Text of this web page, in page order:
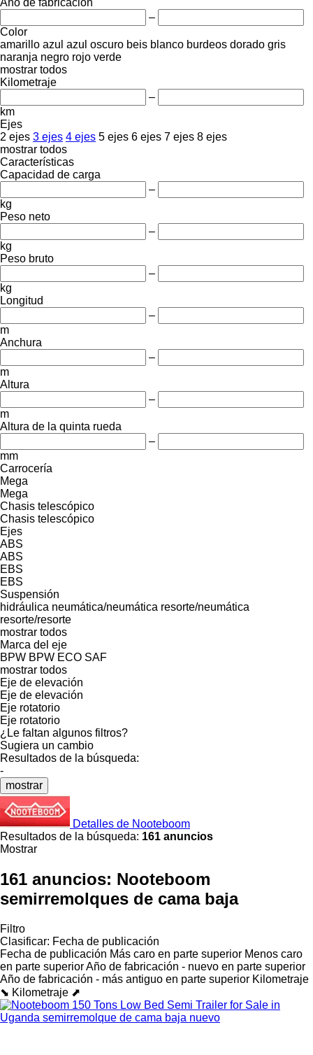
–
Color
amarillo azul azul oscuro beis blanco burdeos dorado gris
naranja negro rojo verde
mostrar todos
Kilometraje
–
km
Ejes
2 ejes 3 ejes 4 ejes 5 ejes 6 ejes 7 ejes 8 ejes
mostrar todos
Características
Capacidad de carga
–
kg
Peso neto
–
kg
Peso bruto
–
kg
Longitud
–
m
Anchura
–
m
Altura
–
m
Altura de la quinta rueda
–
mm
Carrocería
Mega
Mega
Chasis telescópico
Chasis telescópico
Ejes
ABS
ABS
EBS
EBS
Suspensión
hidráulica neumática/neumática resorte/neumática
resorte/resorte
mostrar todos
Marca del eje
BPW BPW ECO SAF
mostrar todos
Eje de elevación
Eje de elevación
Eje rotatorio
Eje rotatorio
¿Le faltan algunos filtros?
Sugiera un cambio
Resultados de la búsqueda:
-
mostrar
Detalles de Nooteboom
Resultados de la búsqueda: 161 anuncios
Mostrar
161 anuncios: Nooteboom
semirremolques de cama baja
Filtro
Clasificar: Fecha de publicación
Fecha de publicación Más caro en parte superior Menos caro
en parte superiorAño de fabricación - nuevo en parte superior
Año de fabricación - más antiguo en parte superior Kilometraje
⬊ Kilometraje ⬈